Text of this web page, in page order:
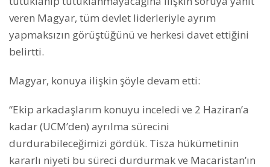
veren Magyar, tüm devlet liderleriyle ayrım
yapmaksızın görüştüğünü ve herkesi davet ettiğini
belirtti.
Magyar, konuya ilişkin şöyle devam etti:
“Ekip arkadaşlarım konuyu inceledi ve 2 Haziran’a
kadar (UCM’den) ayrılma sürecini
durdurabileceğimizi gördük. Tisza hükümetinin
kararlı niyeti bu süreci durdurmak ve Macaristan’ın